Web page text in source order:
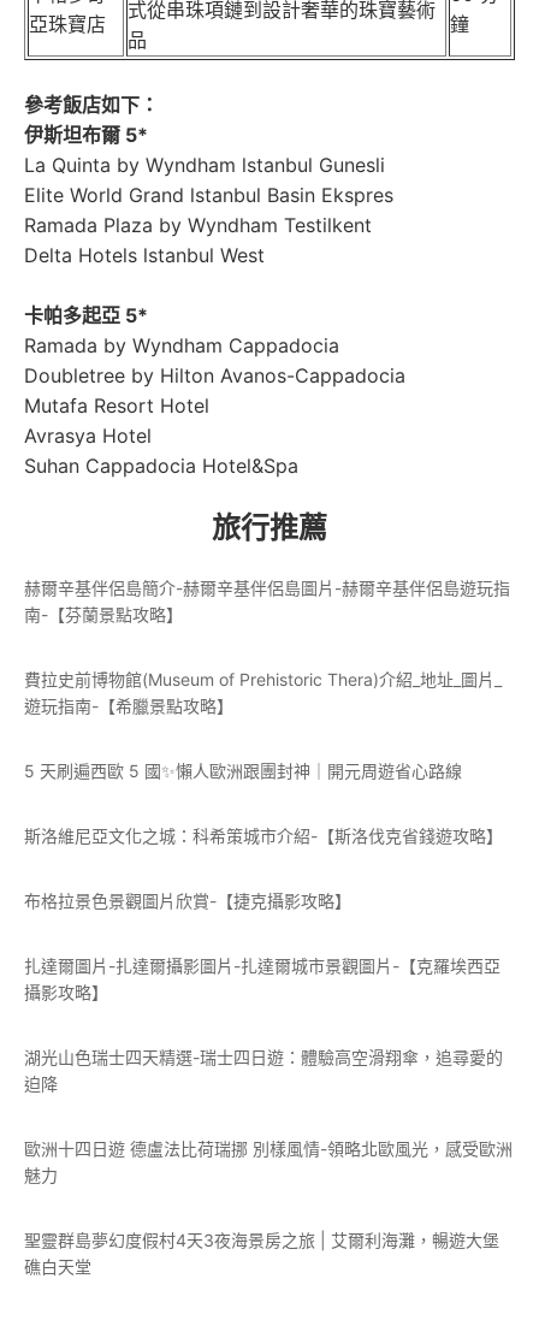
亞珠寶店
式從串珠項鏈到設計奢華的珠寶藝術
品
鐘
參考飯店如下：
伊斯坦布爾 5*
La Quinta by Wyndham lstanbul Gunesli
Elite World Grand lstanbul Basin Ekspres
Ramada Plaza by Wyndham Testilkent
Delta Hotels lstanbul West
卡帕多起亞 5*
Ramada by Wyndham Cappadocia
Doubletree by Hilton Avanos-Cappadocia
Mutafa Resort Hotel
Avrasya Hotel
Suhan Cappadocia Hotel&Spa
旅行推薦
赫爾辛基伴侶島簡介-赫爾辛基伴侶島圖片-赫爾辛基伴侶島遊玩指
南-【芬蘭景點攻略】
費拉史前博物館(Museum of Prehistoric Thera)介紹_地址_圖片_
遊玩指南-【希臘景點攻略】
5 天刷遍西歐 5 國✨懶人歐洲跟團封神｜開元周遊省心路線
斯洛維尼亞文化之城：科希策城市介紹-【斯洛伐克省錢遊攻略】
布格拉景色景觀圖片欣賞-【捷克攝影攻略】
扎達爾圖片-扎達爾攝影圖片-扎達爾城市景觀圖片-【克羅埃西亞
攝影攻略】
湖光山色瑞士四天精選-瑞士四日遊：體驗高空滑翔傘，追尋愛的
迫降
歐洲十四日遊 德盧法比荷瑞挪 別樣風情-領略北歐風光，感受歐洲
魅力
聖靈群島夢幻度假村4天3夜海景房之旅 | 艾爾利海灘，暢遊大堡
礁白天堂